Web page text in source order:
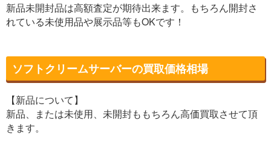
新品未開封品は高額査定が期待出来ます。もちろん開封さ
れている未使用品や展示品等もOKです！
ソフトクリームサーバーの買取価格相場
【新品について】
新品、または未使用、未開封ももちろん高価買取させて頂
きます。